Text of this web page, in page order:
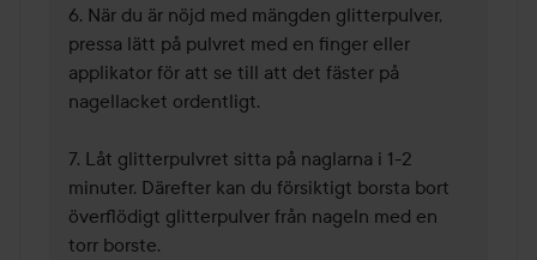
6. När du är nöjd med mängden glitterpulver,
pressa lätt på pulvret med en finger eller
applikator för att se till att det fäster på
nagellacket ordentligt.
7. Låt glitterpulvret sitta på naglarna i 1-2
minuter. Därefter kan du försiktigt borsta bort
överflödigt glitterpulver från nageln med en
torr borste.